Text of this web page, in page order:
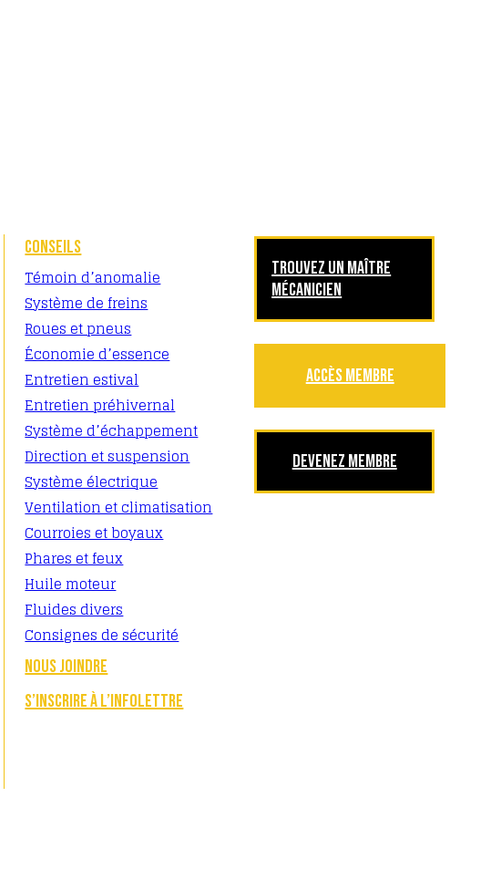
CONSEILS
Témoin d’anomalie
Système de freins
Roues et pneus
Économie d’essence
Entretien estival
Entretien préhivernal
Système d’échappement
Direction et suspension
Système électrique
Ventilation et climatisation
Courroies et boyaux
Phares et feux
Huile moteur
Fluides divers
Consignes de sécurité
NOUS JOINDRE
S’INSCRIRE À L’INFOLETTRE
TROUVEZ UN MAÎTRE
MÉCANICIEN
ACCÈS MEMBRE
DEVENEZ MEMBRE